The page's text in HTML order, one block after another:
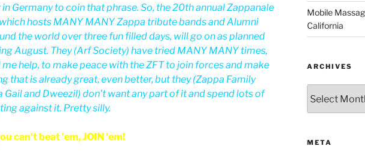
Germany to coin that phrase. So, the 20th annual Zappanale
hosts MANY MANY Zappa tribute bands and Alumni
the world over three fun filled days, will go on as planned
August. They (Arf Society) have tried MANY MANY times,
me help, to make peace with the ZFT to join forces and make
that is already great, even better, but they (Zappa Family
Gail and Dweezil) don't want any part of it and spend lots of
against it. Pretty silly.
can't beat 'em, JOIN 'em!
Mobile
California
ARCHIVES
META